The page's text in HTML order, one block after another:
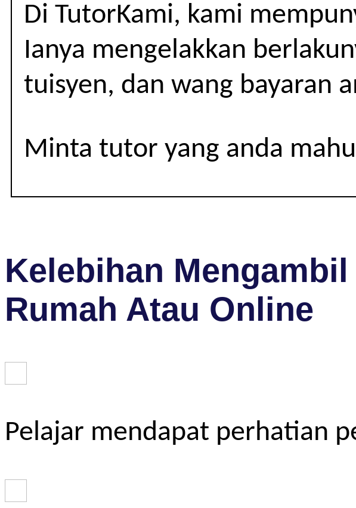
10-
11
(IGCSE)
Di TutorKami, kami
Ianya mengelakkan
tuisyen, dan wang bayaran
Minta tutor yang anda
Kelebihan
Rumah Atau Online
Pelajar mendapat perhatian